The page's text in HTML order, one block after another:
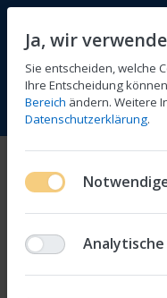
Menü Anmelden
C Shadow
Ja, wir
Sie entscheiden, welche
Ihre Entscheidung
Bereich ändern. Weitere
Datenschutzerklärung.
Analytische